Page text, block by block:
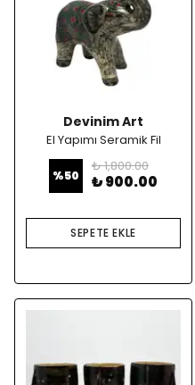
Devinim Art
El Yapımı Seramik Fil
%50
₺ 1,800.00
₺ 900.00
SEPETE EKLE